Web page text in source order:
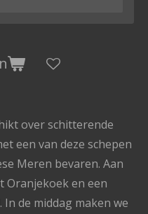
over schitterende
een van deze schepen
Meren bevaren. Aan
Oranjekoek en een
de middag maken we